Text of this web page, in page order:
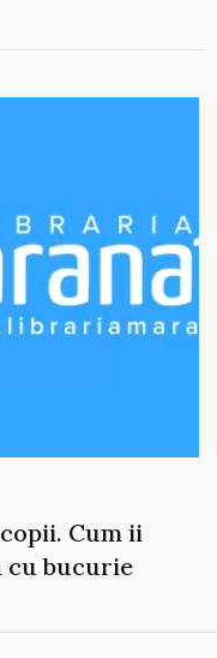
Cum ii
cu bucurie